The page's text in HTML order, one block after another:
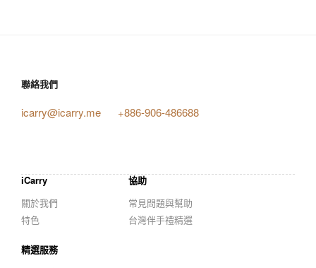
聯絡我們
icarry@icarry.me +886-906-486688
iCarry
關於我們
特色
協助
常見問題與幫助
台灣伴手禮精選
精選服務